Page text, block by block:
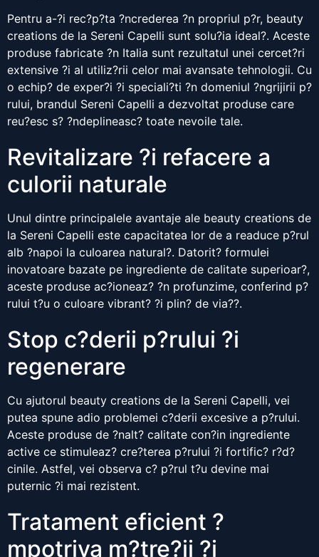
Pentru a-?i rec?p?ta ?ncrederea ?n propriul p?r, beauty
creations de la Sereni Capelli sunt solu?ia ideal?. Aceste
produse fabricate ?n Italia sunt rezultatul unei cercet?ri
extensive ?i al utiliz?rii celor mai avansate tehnologii. Cu
o echip? de exper?i ?i speciali?ti ?n domeniul ?ngrijirii p?
rului, brandul Sereni Capelli a dezvoltat produse care
reu?esc s? ?ndeplineasc? toate nevoile tale.
Revitalizare ?i refacere a
culorii naturale
Unul dintre principalele avantaje ale beauty creations de
la Sereni Capelli este capacitatea lor de a readuce p?rul
alb ?napoi la culoarea natural?. Datorit? formulei
inovatoare bazate pe ingrediente de calitate superioar?,
aceste produse ac?ioneaz? ?n profunzime, conferind p?
rului t?u o culoare vibrant? ?i plin? de via??.
Stop c?derii p?rului ?i
regenerare
Cu ajutorul beauty creations de la Sereni Capelli, vei
putea spune adio problemei c?derii excesive a p?rului.
Aceste produse de ?nalt? calitate con?in ingrediente
active ce stimuleaz? cre?terea p?rului ?i fortific? r?d?
cinile. Astfel, vei observa c? p?rul t?u devine mai
puternic ?i mai rezistent.
Tratament eficient ?
mpotriva m?tre?ii ?i